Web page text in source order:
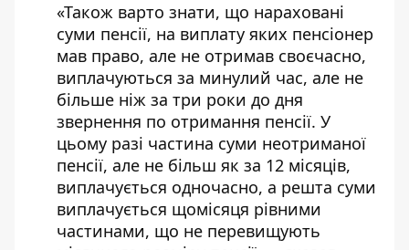
«Також варто знати, що нараховані
суми пенсії, на виплату яких пенсіонер
мав право, але не отримав своєчасно,
виплачуються за минулий час, але не
більше ніж за три роки до дня
звернення по отримання пенсії. У
цьому разі частина суми неотриманої
пенсії, але не більш як за 12 місяців,
виплачується одночасно, а решта суми
виплачується щомісяця рівними
частинами, що не перевищують